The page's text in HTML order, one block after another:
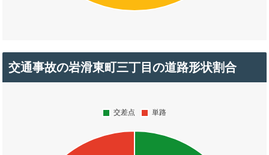
交通事故の岩滑東町三丁目の道路形状割合